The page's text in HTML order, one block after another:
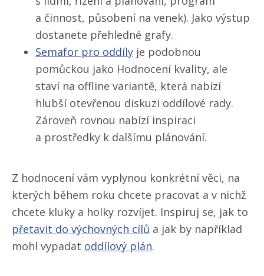
a činnost, působení na venek). Jako výstup
dostanete přehledné grafy.
Semafor pro oddíly je podobnou
pomůckou jako Hodnocení kvality, ale
staví na offline variantě, která nabízí
hlubší otevřenou diskuzi oddílové rady.
Zároveň rovnou nabízí inspiraci
a prostředky k dalšímu plánování.
Z hodnocení vám vyplynou konkrétní věci, na
kterých během roku chcete pracovat a v nichž
chcete kluky a holky rozvíjet. Inspiruj se, jak to
přetavit do výchovných cílů a jak by například
mohl vypadat oddílový plán.